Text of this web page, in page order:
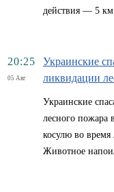
действия — 5 км
20:25
05 Авг
Украинские
ликвидации
Украинские
лесного пожара
косулю во
Животное